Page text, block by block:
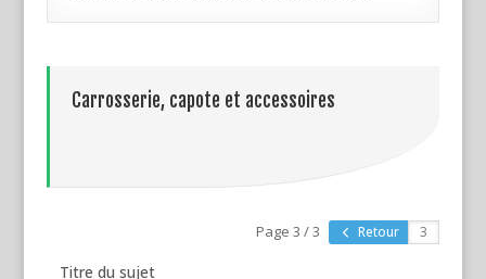
Carrosserie, capote et accessoires
Page 3 / 3 Retour
Titre du sujet